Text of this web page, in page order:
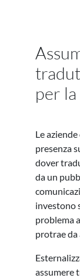
per
Le
presenza
dover
da un
investono
problema
protrae da
assumere